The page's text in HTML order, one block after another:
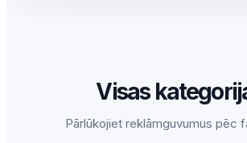
Visas
Pārlūkojiet reklāmguvumus pēc